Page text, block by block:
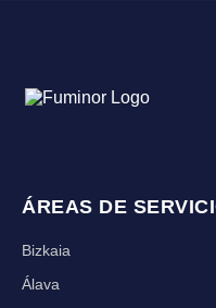
ÁREAS DE
Bizkaia
Álava